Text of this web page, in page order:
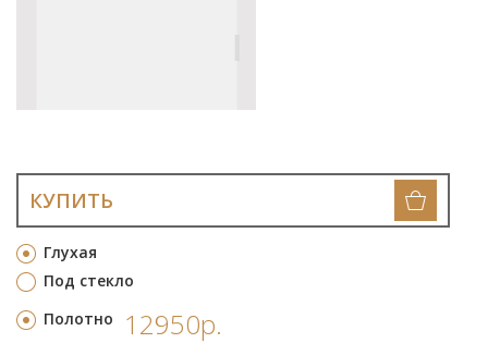
Глухая
Под стекло
КУПИТЬ
Полотно 12950р.